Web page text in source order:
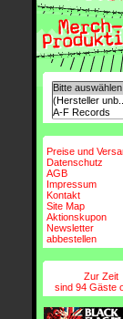
Preise und
Datenschutz
AGB
Impressum
Kontakt
Site Map
Aktionskupon
Newsletter
abbestellen
Zur Zeit
sind 94 Gäste